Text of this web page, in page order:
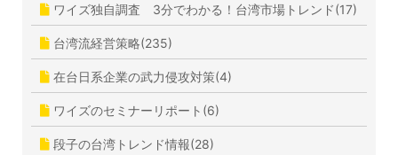
ワイズ独自調査 3分でわかる！台湾市場トレンド(17)
台湾流経営策略(235)
在台日系企業の武力侵攻対策(4)
ワイズのセミナーリポート(6)
段子の台湾トレンド情報(28)